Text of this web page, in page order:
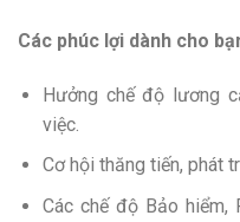
Các phúc lợi dành cho
Hưởng chế độ lương
việc.
Cơ hội thăng tiến, phát
Các chế độ Bảo